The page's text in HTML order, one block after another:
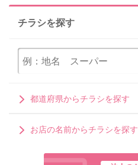
チラシを探す
都道府県からチラシを探す
お店の名前からチラシを探す